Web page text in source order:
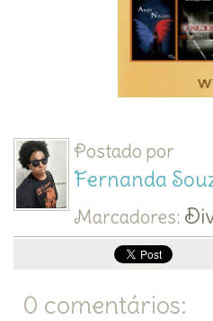
Postado por
Fernanda
Marcadores:
0 comentários: